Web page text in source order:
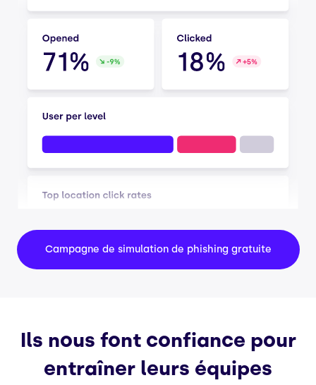
Campagne de simulation de phishing gratuite
Ils nous font confiance pour
entraîner leurs équipes